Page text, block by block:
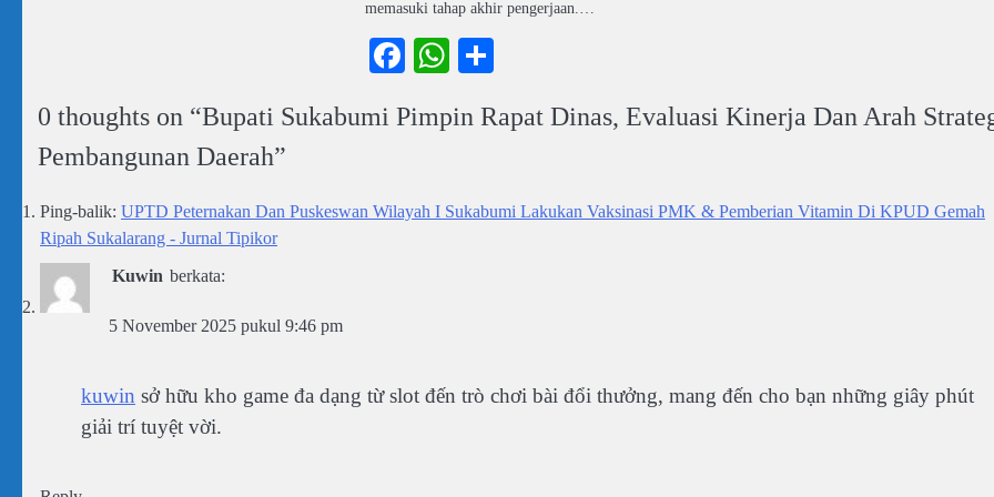
memasuki tahap akhir pengerjaan.…
Facebook
WhatsApp
0 thoughts on “Bupati Sukabumi Pimpin Rapat Dinas, Evaluasi Kinerja Dan Arah
Pembangunan Daerah”
Ping-balik: UPTD Peternakan Dan Puskeswan Wilayah I Sukabumi Lakukan Vaksinasi PMK & Pemberian Vitamin Di KPUD Gemah
Ripah Sukalarang - Jurnal Tipikor
Kuwin berkata:
5 November 2025 pukul 9:46 pm
kuwin sở hữu kho game đa dạng từ slot đến trò chơi bài đổi thưởng, mang đến cho bạn những giây phút
giải trí tuyệt vời.